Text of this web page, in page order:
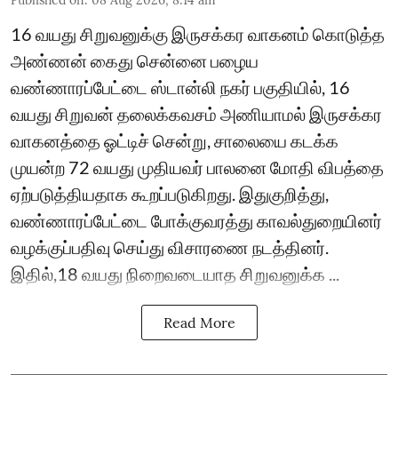
16 வயது சிறுவனுக்கு இருசக்கர வாகனம் கொடுத்த
அண்ணன் கைது சென்னை பழைய
வண்ணாரப்பேட்டை ஸ்டான்லி நகர் பகுதியில், 16
வயது சிறுவன் தலைக்கவசம் அணியாமல் இருசக்கர
வாகனத்தை ஓட்டிச் சென்று, சாலையை கடக்க
முயன்ற 72 வயது முதியவர் பாலனை மோதி விபத்தை
ஏற்படுத்தியதாக கூறப்படுகிறது. இதுகுறித்து,
வண்ணாரப்பேட்டை போக்குவரத்து காவல்துறையினர்
வழக்குப்பதிவு செய்து விசாரணை நடத்தினர்.
இதில்,18 வயது நிறைவடையாத சிறுவனுக்க ...
Read More